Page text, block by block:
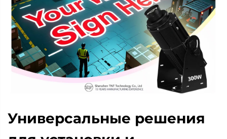
Универсальные решения